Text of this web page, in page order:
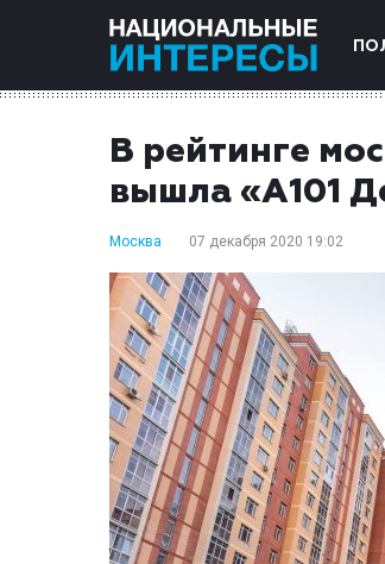
В рейтинге
вышла «А101
Москва 07 декабря 2020 19:02